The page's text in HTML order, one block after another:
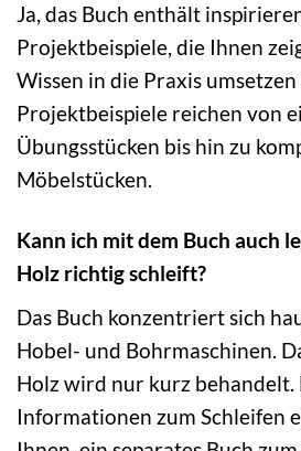
Ja, das Buch enthält
Projektbeispiele, die Ihnen
Wissen in die Praxis
Projektbeispiele reichen von
Übungsstücken bis hin zu
Möbelstücken.
Kann ich mit dem Buch auch
Holz richtig schleift?
Das Buch konzentriert sich
Hobel- und Bohrmaschinen.
Holz wird nur kurz
Informationen zum Schleifen